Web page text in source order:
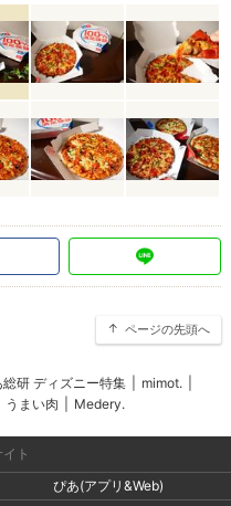
ページの先頭へ
総研 ディズニー特集 mimot.
うまい肉 Medery.
ト
ぴあ(アプリ&Web)